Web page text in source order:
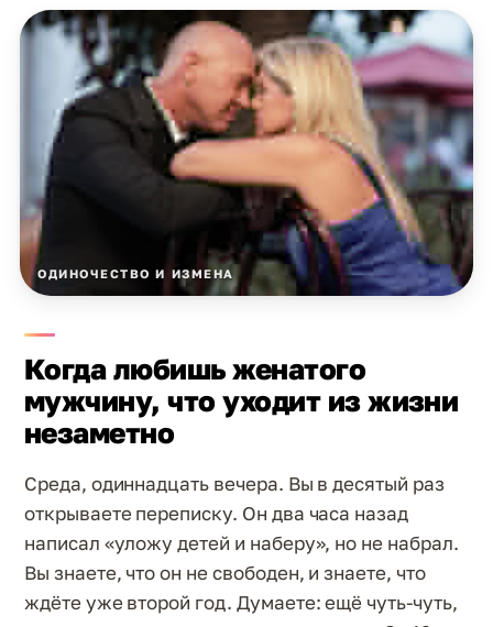
ОДИНОЧЕСТВО И ИЗМЕНА
Когда любишь женатого
мужчину, что уходит из жизни
незаметно
Среда, одиннадцать вечера. Вы в десятый раз
открываете переписку. Он два часа назад
написал «уложу детей и наберу», но не набрал.
Вы знаете, что он не свободен, и знаете, что
ждёте уже второй год. Думаете: ещё чуть-чуть,